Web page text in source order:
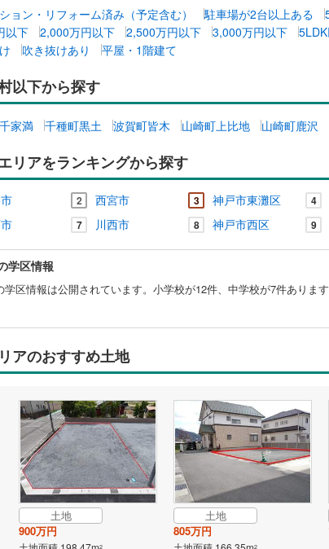
ョン・リフォーム済み（予定含む） 駐車場が2台以上ある
以下
2,000万円以下 2,500万円以下 3,000万円以下
吹き抜けあり 平屋・1階建て
以下から探す
家満 千種町黒土 波賀町皆木 山崎町上比地 山崎町鹿沢
リアをランキングから探す
2 西宮市 3 神戸市東灘区 4
7 川西市 8 神戸市西区 9
学区情報
学区情報は公開されています。小学校が12件、中学校が7件あります
アのおすすめ土地
土地
900万円
2
土地
805万円
2